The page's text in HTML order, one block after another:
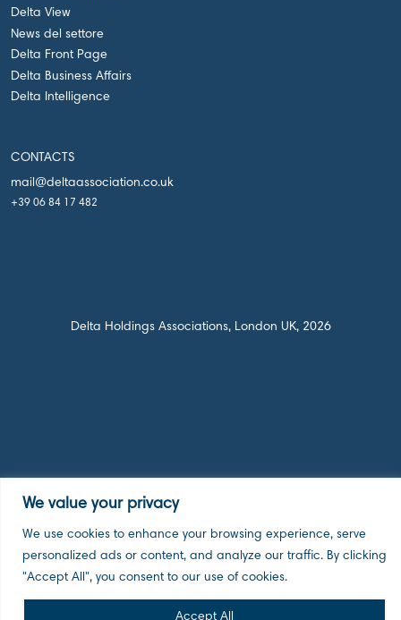
We value your privacy
We use cookies to enhance your browsing experience, serve
personalized ads or content, and analyze our traffic. By clicking
"Accept All", you consent to our use of cookies.
Accept All
Delta View
News del settore
Delta Front Page
Delta Business Affairs
Delta Intelligence
CONTACTS
mail@deltaassociation.co.uk
+39 06 84 17 482
Delta Holdings Associations, London UK, 2026